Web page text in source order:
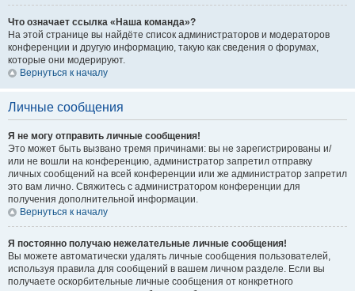
Что означает ссылка «Наша команда»?
На этой странице вы найдёте список администраторов и модераторов
конференции и другую информацию, такую как сведения о форумах,
которые они модерируют.
Вернуться к началу
Личные сообщения
Я не могу отправить личные сообщения!
Это может быть вызвано тремя причинами: вы не зарегистрированы и/
или не вошли на конференцию, администратор запретил отправку
личных сообщений на всей конференции или же администратор запретил
это вам лично. Свяжитесь с администратором конференции для
получения дополнительной информации.
Вернуться к началу
Я постоянно получаю нежелательные личные сообщения!
Вы можете автоматически удалять личные сообщения пользователей,
используя правила для сообщений в вашем личном разделе. Если вы
получаете оскорбительные личные сообщения от конкретного